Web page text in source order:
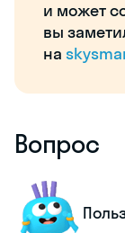
и может
вы
на
Вопрос